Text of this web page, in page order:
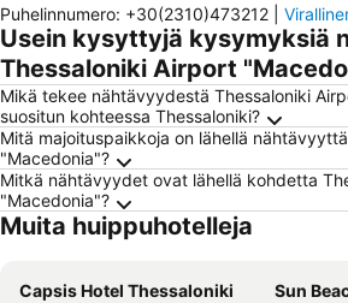
Puhelinnumero: +30(2310)473212
Usein kysyttyjä kysymyksiä
Thessaloniki Airport
Mikä tekee nähtävyydestä Thessaloniki
suositun kohteessa Thessaloniki?
Mitä majoituspaikkoja on lähellä
"Macedonia"?
Mitkä nähtävyydet ovat lähellä kohdetta
"Macedonia"?
Muita huippuhotelleja
Capsis Hotel Thessaloniki
Sun